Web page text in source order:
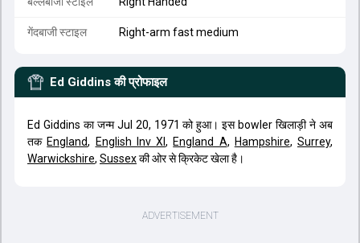
गेंदबाजी स्टाइल Right-arm fast medium
Ed Giddins की प्रोफाइल
Ed Giddins का जन्म Jul 20, 1971 को हुआ। इस bowler खिलाड़ी ने अब
तक England, English Inv XI , England A, Hampshire, Surrey,
Warwickshire, Sussexकी ओर से क्रिकेट खेला है।